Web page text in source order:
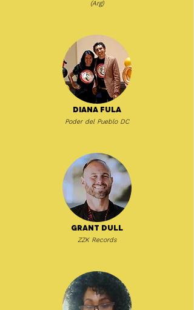
(Arg)
Diana Fula
Poder del Pueblo DC
Grant Dull
ZZK Records